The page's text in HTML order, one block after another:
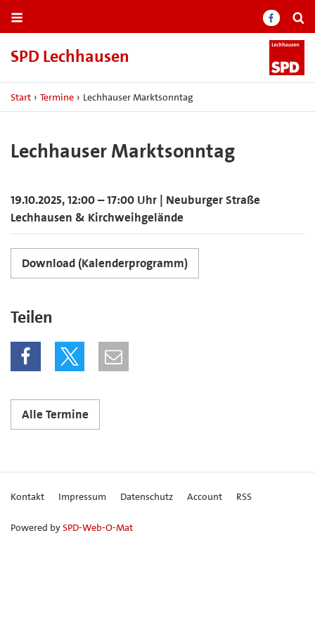
SPD Lechhausen
Start › Termine › Lechhauser Marktsonntag
Lechhauser Marktsonntag
19.10.2025, 12:00 – 17:00 Uhr | Neuburger Straße
Lechhausen & Kirchweihgelände
Download (Kalenderprogramm)
Teilen
Alle Termine
Kontakt Impressum Datenschutz Account RSS
Powered bySPD-Web-O-Mat